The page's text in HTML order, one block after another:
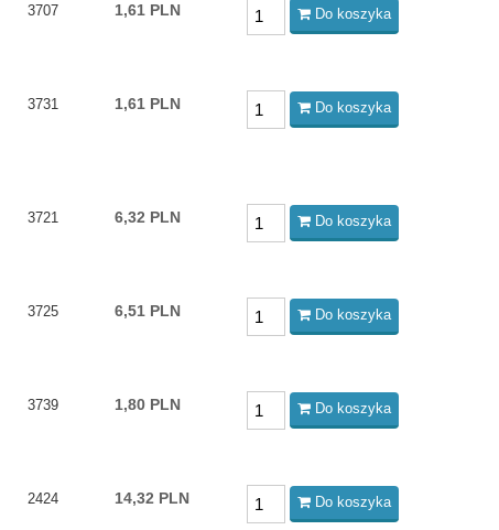
3707 1,61 PLN Do koszyka
3731 1,61 PLN Do koszyka
3721 6,32 PLN Do koszyka
3725 6,51 PLN Do koszyka
3739 1,80 PLN Do koszyka
2424 14,32 PLN Do koszyka